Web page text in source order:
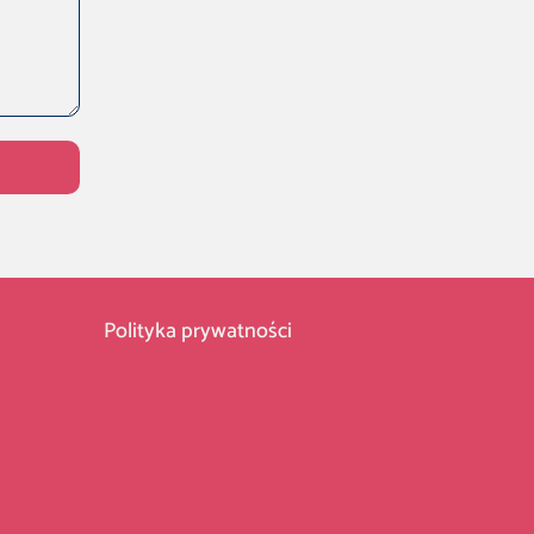
Polityka prywatności